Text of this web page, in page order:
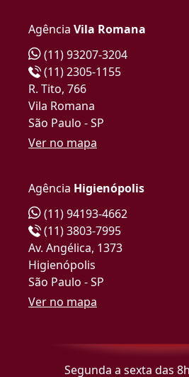
Agência Vila Romana
(11) 93207-3204
(11) 2305-1155
R. Tito, 766
Vila Romana
São Paulo - SP
Ver no mapa
Agência Higienópolis
(11) 94193-4662
(11) 3803-7995
Av. Angélica, 1373
Higienópolis
São Paulo - SP
Ver no mapa
Segunda a sexta das